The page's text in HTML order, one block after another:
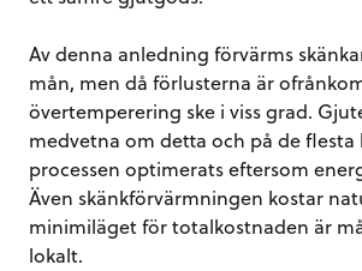
Av denna anledning förvärms
mån, men då förlusterna är
övertemperering ske i viss grad.
medvetna om detta och på de flesta
processen optimerats eftersom
Även skänkförvärmningen kostar
minimiläget för totalkostnaden är
lokalt.